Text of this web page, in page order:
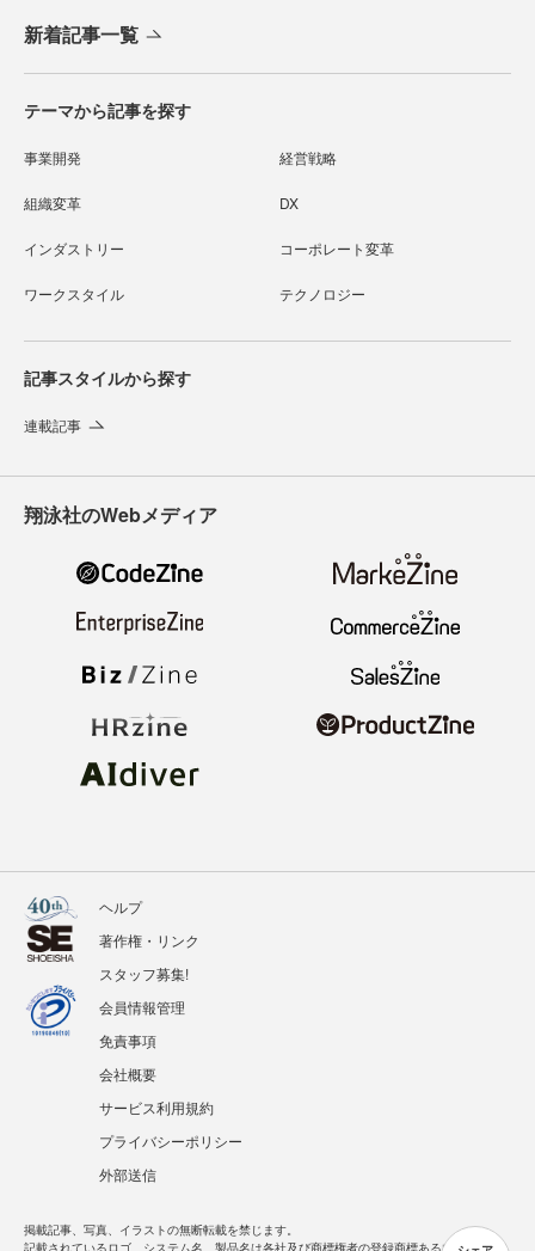
新着記事一覧
テーマから記事を探す
事業開発 経営戦略
組織変革 DX
インダストリー コーポレート変革
ワークスタイル テクノロジー
記事スタイルから探す
連載記事
翔泳社のWebメディア
ヘルプ
著作権・リンク
スタッフ募集!
会員情報管理
免責事項
会社概要
サービス利用規約
プライバシーポリシー
外部送信
掲載記事、写真、イラストの無断転載を禁じます。